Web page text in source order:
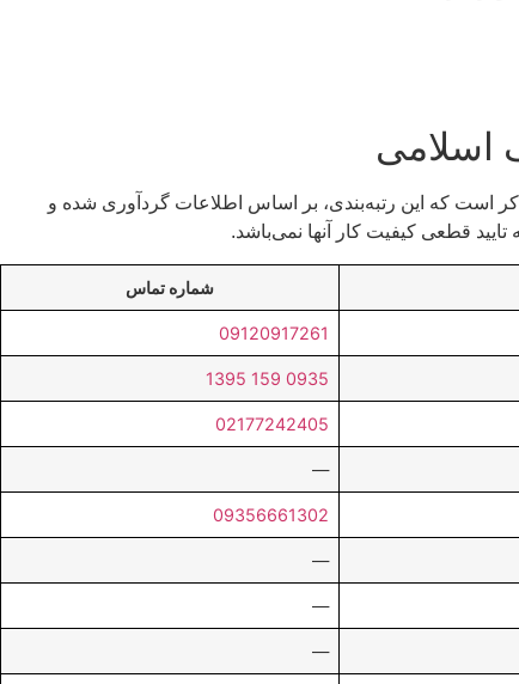
است که این رتبه‌بندی، بر اساس اطلاعات گردآوری شده و
قطعی کیفیت کار آنها نمی‌باشد.
شماره تماس
09120917261
0935 159 1395
02177242405
—
09356661302
—
—
—